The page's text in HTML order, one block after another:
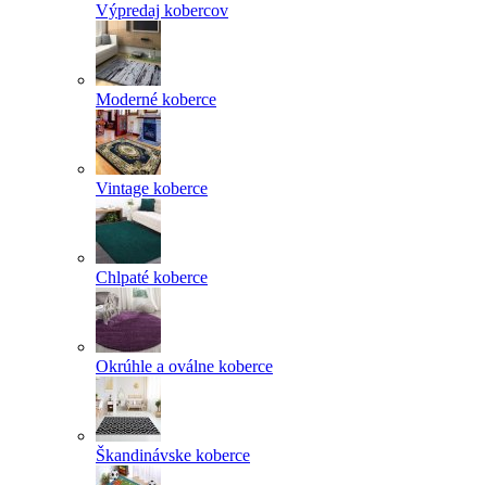
Výpredaj kobercov
Moderné koberce
Vintage koberce
Chlpaté koberce
Okrúhle a oválne koberce
Škandinávske koberce